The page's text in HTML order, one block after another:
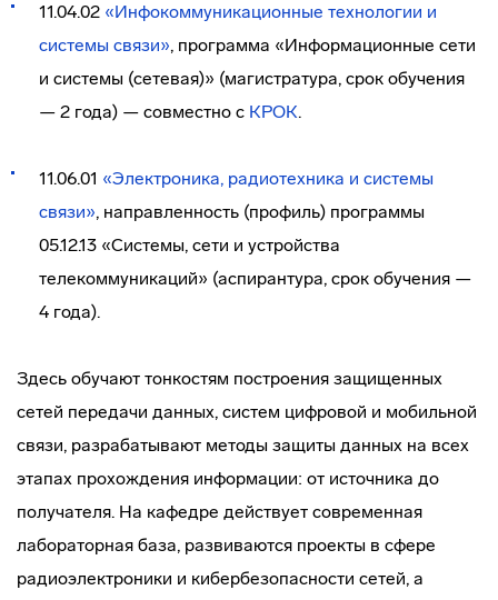
11.04.02 «Инфокоммуникационные технологии и
системы связи», программа «Информационные сети
и системы (сетевая)» (магистратура, срок обучения
— 2 года) — совместно с КРОК.
11.06.01 «Электроника, радиотехника и системы
связи», направленность (профиль) программы
05.12.13 «Системы, сети и устройства
телекоммуникаций» (аспирантура, срок обучения —
4 года).
Здесь обучают тонкостям построения защищенных
сетей передачи данных, систем цифровой и мобильной
связи, разрабатывают методы защиты данных на всех
этапах прохождения информации: от источника до
получателя. На кафедре действует современная
лабораторная база, развиваются проекты в сфере
радиоэлектроники и кибербезопасности сетей, а